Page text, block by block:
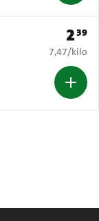
Prijs:
239
€ 7,47 per
7,47/kilo